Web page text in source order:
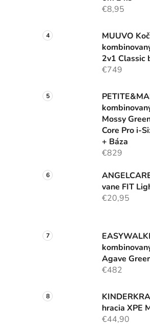
€8,95
MUUVO
2v1 Classic
€749
Mossy
Core Pro i-
+ Báza
€829
vane FIT
€20,95
Agave
€482
hracia XPE
€44,90